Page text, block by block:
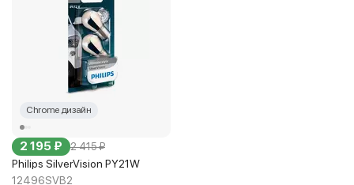
Chrome дизайн
2 195 ₽ 2 415 ₽
Philips SilverVision PY21W
12496SVB2